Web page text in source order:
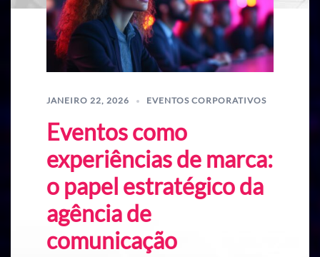
JANEIRO 22, 2026 EVENTOS CORPORATIVOS
Eventos como
experiências de marca:
o papel estratégico da
agência de
comunicação